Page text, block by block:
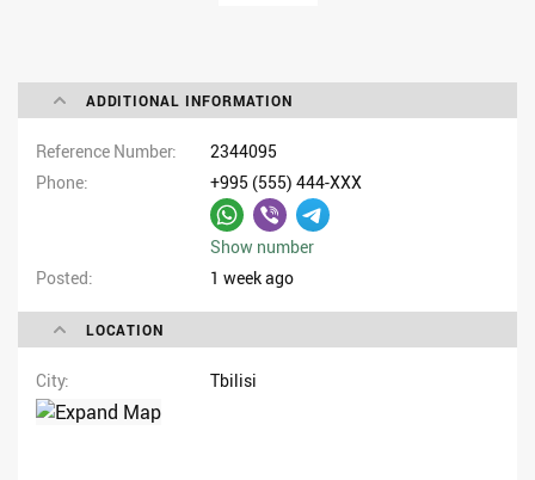
ADDITIONAL INFORMATION
Reference Number
2344095
Phone
+995 (555) 444-XXX
Show number
Posted
1 week ago
LOCATION
City Tbilisi